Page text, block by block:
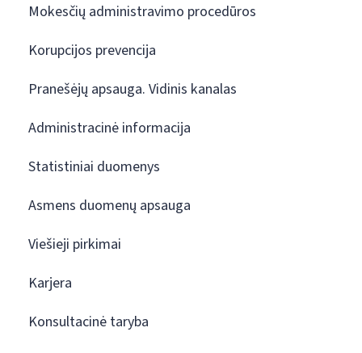
Mokesčių administravimo procedūros
Korupcijos prevencija
Pranešėjų apsauga. Vidinis kanalas
Administracinė informacija
Statistiniai duomenys
Asmens duomenų apsauga
Viešieji pirkimai
Karjera
Konsultacinė taryba